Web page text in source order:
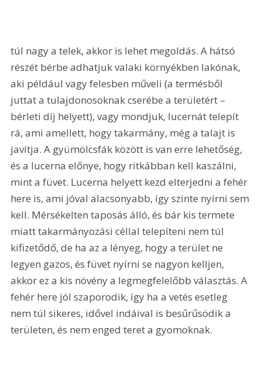
túl nagy a telek, akkor is lehet megoldás. A hátsó
részét bérbe adhatjuk valaki környékben lakónak,
aki például vagy felesben műveli (a termésből
juttat a tulajdonosoknak cserébe a területért –
bérleti díj helyett), vagy mondjuk, lucernát telepít
rá, ami amellett, hogy takarmány, még a talajt is
javítja. A gyümölcsfák között is van erre lehetőség,
és a lucerna előnye, hogy ritkábban kell kaszálni,
mint a füvet. Lucerna helyett kezd elterjedni a fehér
here is, ami jóval alacsonyabb, így szinte nyírni sem
kell. Mérsékelten taposás álló, és bár kis termete
miatt takarmányozási céllal telepíteni nem túl
kifizetődő, de ha az a lényeg, hogy a terület ne
legyen gazos, és füvet nyírni se nagyon kelljen,
akkor ez a kis növény a legmegfelelőbb választás. A
fehér here jól szaporodik, így ha a vetés esetleg
nem túl sikeres, idővel indáival is besűrűsödik a
területen, és nem enged teret a gyomoknak.